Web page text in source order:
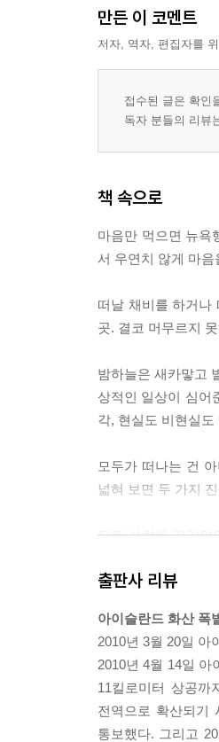
만든 이 코멘트
저자, 역자, 편집자를
접수된 글은 확인
독자 분들의 리뷰
책 속으로
마음만 먹으면 뉴욕
서 우연치 않게 마
떠날 채비를 하거나
곳. 결코 머무르지
밤하늘은 새카맣고
상적인 일상이 심어
각, 현실도 비현실
모두가 떠나는 건
넓혀 보면 두 가지
모든 사람은 자기만
홀과도 같다. 어쩌
여행자들은 재미있
뭐가요?
자기를 소개하는 방
떠나는 나라가 그
뭐랄까...... 평소엔
출판사 리뷰
아이슬란드 화산 폭
2010년 3월 20일 아
2010년 4월 14일
11킬로미터 상공
전역으로 확산되기
통보했다. 그리고